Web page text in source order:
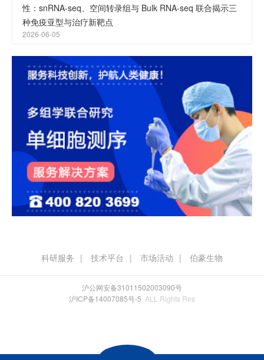
性：snRNA-seq、空间转录组与 Bulk RNA-seq 联合揭示三
种免疫亚型与治疗新靶点
2026-06-05
科研服务 技术平台 市场活动 伯豪生物
沪公网安备31011502003090号
沪ICP备14007085号-5 . ALL Rights Res